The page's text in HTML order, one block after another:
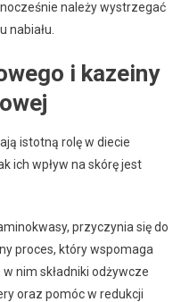
należy wystrzegać
nabiału.
i kazeiny
istotną rolę w diecie
ich wpływ na skórę jest
przyczynia się do
proces, który wspomaga
nim składniki odżywcze
oraz pomóc w redukcji